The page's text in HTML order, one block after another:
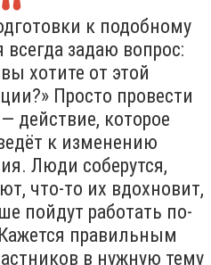
к подобному
всегда задаю вопрос:
хотите от этой
Просто провести
действие, которое
к изменению
Люди соберутся,
что-то их вдохновит,
пойдут работать по-
правильным
в нужную тему